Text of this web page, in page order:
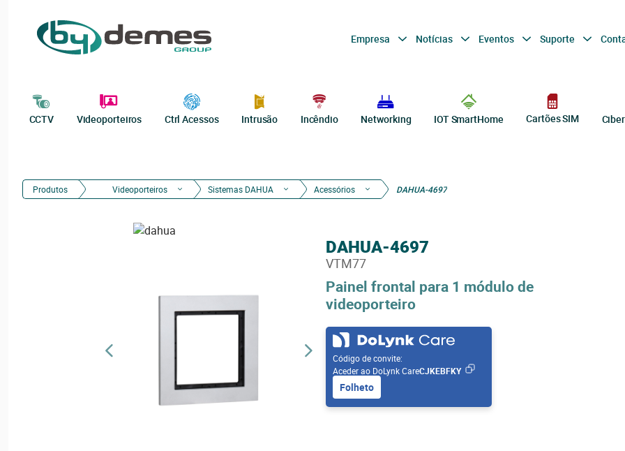
Empresa Notícias Eventos Suporte
CCTV Videoporteiros Ctrl Acessos Intrusão Incêndio Networking IOT SmartHome Cartões SIM
Produtos Videoporteiros Sistemas DAHUA Acessórios DAHUA-4697
Painel frontal para 1 módulo de
videoporteiro
DAHUA-4697
VTM77
Código de convite:
Aceder ao DoLynk CareCJKEBFKY
Folheto